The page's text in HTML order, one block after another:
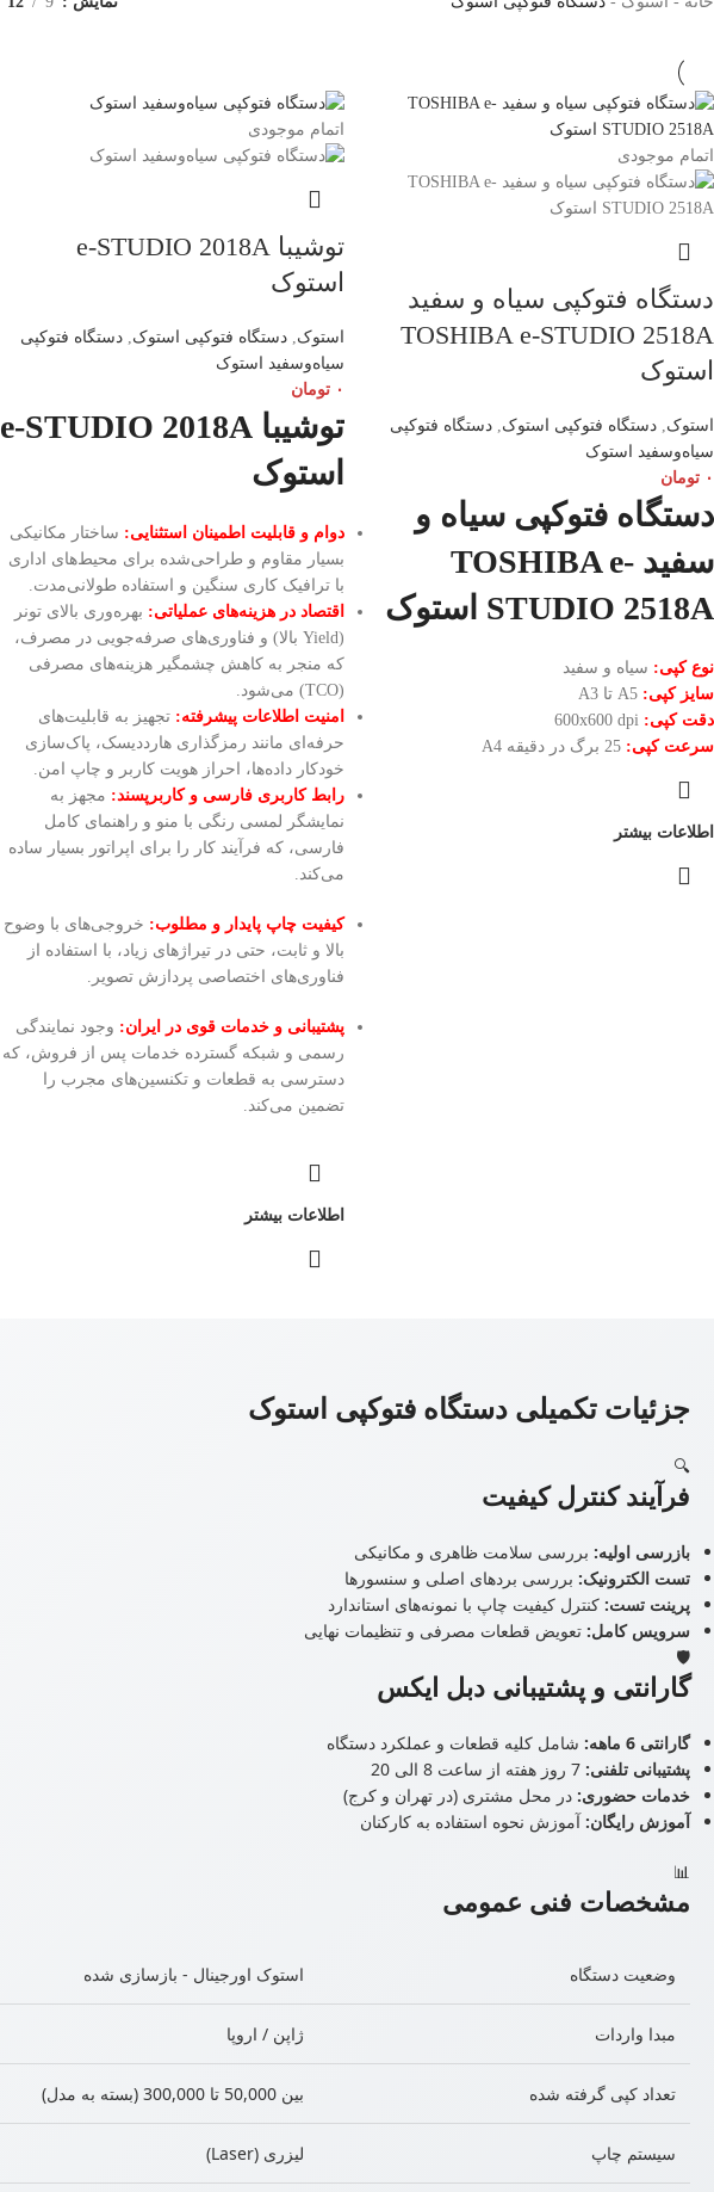
اتمام موجودی
دستگاه فتوکپی سیاه و سفید
TOSHIBA e-STUDIO 2518A
استوک
استوک, دستگاه فتوکپی استوک, دستگاه فتوکپی
سیاه‌وسفید استوک
۰ تومان
دستگاه فتوکپی سیاه و
سفید TOSHIBA e-
STUDIO 2518A استوک
نوع کپی: سیاه و سفید
سایز کپی:
دقت کپی:
سرعت کپی:
اطلاعات بیشتر
اتمام موجودی
توشیبا e-STUDIO 2018A
استوک
استوک, دستگاه فتوکپی استوک, دستگاه فتوکپی
سیاه‌وسفید استوک
۰ تومان
توشیبا e-STUDIO 2018A
استوک
دوام و قابلیت اطمینان استثنایی: ساختار مکانیکی
بسیار مقاوم و طراحی‌شده برای محیط‌های اداری
با ترافیک کاری سنگین و استفاده طولانی‌مدت.
اقتصاد در هزینه‌های عملیاتی: بهره‌وری بالای تونر
(Yield بالا) و فناوری‌های صرفه‌جویی در مصرف،
که منجر به کاهش چشمگیر هزینه‌های مصرفی
(TCO) می‌شود.
امنیت اطلاعات پیشرفته: تجهیز به قابلیت‌های
حرفه‌ای مانند رمزگذاری هارددیسک، پاک‌سازی
خودکار داده‌ها، احراز هویت کاربر و چاپ امن.
رابط کاربری فارسی و کاربرپسند: مجهز به
نمایشگر لمسی رنگی با منو و راهنمای کامل
فارسی، که فرآیند کار را برای اپراتور بسیار ساده
می‌کند.
کیفیت چاپ پایدار و مطلوب: خروجی‌های با وضوح
بالا و ثابت، حتی در تیراژهای زیاد، با استفاده از
فناوری‌های اختصاصی پردازش تصویر.
پشتیبانی و خدمات قوی در ایران: وجود نمایندگی
رسمی و شبکه گسترده خدمات پس از فروش، که
دسترسی به قطعات و تکنسین‌های مجرب را
تضمین می‌کند.
اطلاعات بیشتر
جزئیات تکمیلی دستگاه فتوکپی استوک
🔍
فرآیند کنترل کیفیت
بازرسی اولیه: بررسی سلامت ظاهری و مکانیکی
تست الکترونیک: بررسی بردهای اصلی و سنسورها
پرینت تست: کنترل کیفیت چاپ با نمونه‌های استاندارد
سرویس کامل: تعویض قطعات مصرفی و تنظیمات نهایی
🛡️
گارانتی و پشتیبانی دبل ایکس
گارانتی 6 ماهه:
شامل کلیه قطعات و عملکرد دستگاه
پشتیبانی تلفنی:
خدمات حضوری: در محل مشتری (در تهران و کرج)
آموزش رایگان: آموزش نحوه استفاده به کارکنان
📊
مشخصات فنی عمومی
وضعیت دستگاه استوک اورجینال - بازسازی شده
مبدا واردات ژاپن / اروپا
تعداد کپی گرفته شده بین 50,000 تا 300,000 (بسته به مدل)
سیستم چاپ لیزری (Laser)